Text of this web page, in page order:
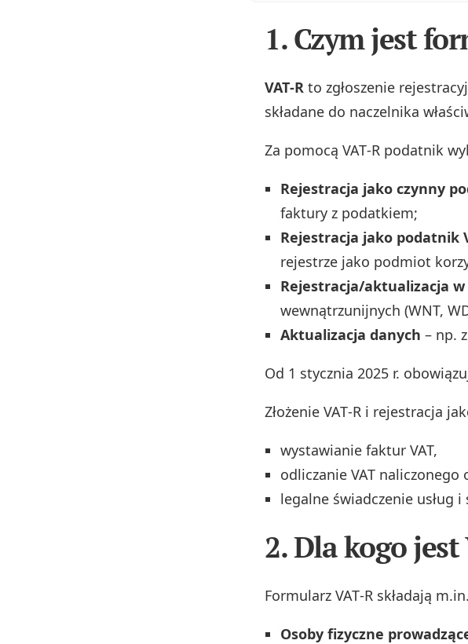
1. Czym jest
VAT‑R to zgłoszenie
składane do naczelnika
Za pomocą VAT‑R podatnik
Rejestracja jako czynny
faktury z podatkiem;
Rejestracja jako podatnik
rejestrze jako podmiot
Rejestracja/aktualizacja w
wewnątrzunijnych (WNT,
Aktualizacja danych – np.
Od 1 stycznia 2025 r.
Złożenie VAT‑R i rejestracja
wystawianie faktur VAT,
odliczanie VAT naliczonego
legalne świadczenie usług
2. Dla kogo jest
Formularz VAT‑R składają
Osoby fizyczne